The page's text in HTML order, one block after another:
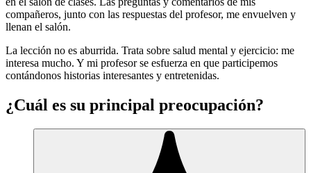
compañeros, junto con las respuestas del profesor, me envuelven y
llenan el salón.
La lección no es aburrida. Trata sobre salud mental y ejercicio: me
interesa mucho. Y mi profesor se esfuerza en que participemos
contándonos historias interesantes y entretenidas.
¿Cuál es su principal preocupación?